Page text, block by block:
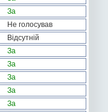
За
Не голосував
Відсутній
За
За
За
За
За